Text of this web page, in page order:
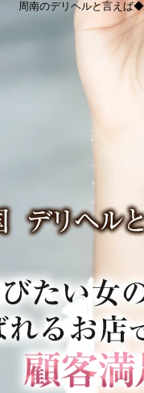
周南のデリヘルと言えば